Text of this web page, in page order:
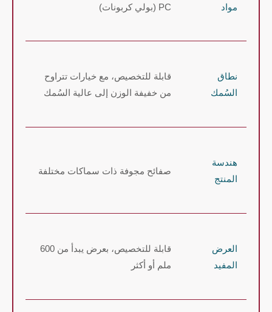
مواد PC (بولي كربونات)
نطاق
السُمك
قابلة للتخصيص، مع خيارات تتراوح
من خفيفة الوزن إلى عالية السُمك
هندسة
المنتج
صفائح مجوفة ذات سماكات مختلفة
العرض
المفيد
قابلة للتخصيص، بعرض يبدأ من 600
ملم أو أكثر